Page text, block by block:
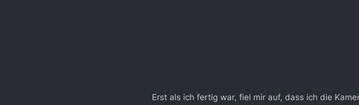
Erst als ich fertig war, fiel mir auf, dass ich die